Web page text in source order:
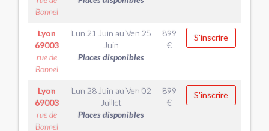
Bonnel
Lyon
69003
rue de
Bonnel
Lun 21 Juin au Ven 25
Juin
Places disponibles
899
€
S'inscrire
Lyon
69003
rue de
Bonnel
Lun 28 Juin au Ven 02
Juillet
Places disponibles
899
€
S'inscrire